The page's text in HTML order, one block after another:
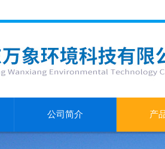
公司简介 产